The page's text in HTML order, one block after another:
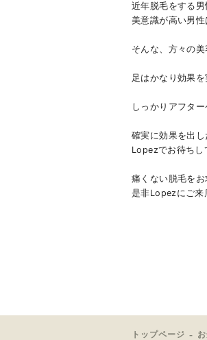
近年脱毛をする男
美意識が高い男性
そんな、方々の
足はかなり効果を
しっかりアフタ
確実に効果を出し
Lopezでお待ちし
痛くない脱毛を
是非Lopezにご来
トップページ